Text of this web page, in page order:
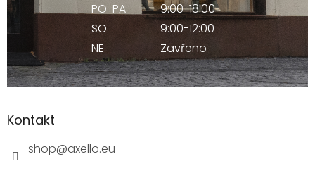
PO-PA
9:00-18:00
SO
9:00-12:00
NE
Zavřeno
Kontakt
shop@axello.eu